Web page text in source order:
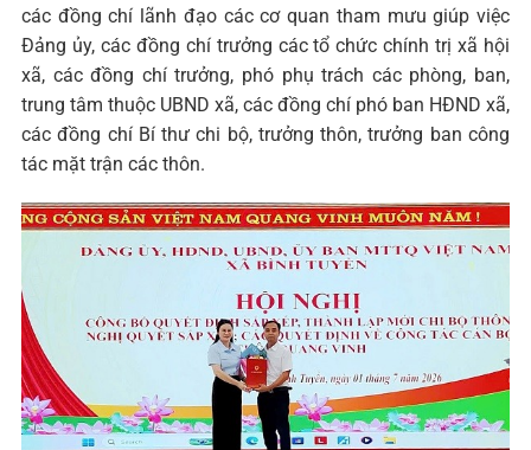
các đồng chí lãnh đạo các cơ quan tham mưu giúp việc
Đảng ủy, các đồng chí trưởng các tổ chức chính trị xã hội
xã, các đồng chí trưởng, phó phụ trách các phòng, ban,
trung tâm thuộc UBND xã, các đồng chí phó ban HĐND xã,
các đồng chí Bí thư chi bộ, trưởng thôn, trưởng ban công
tác mặt trận các thôn.